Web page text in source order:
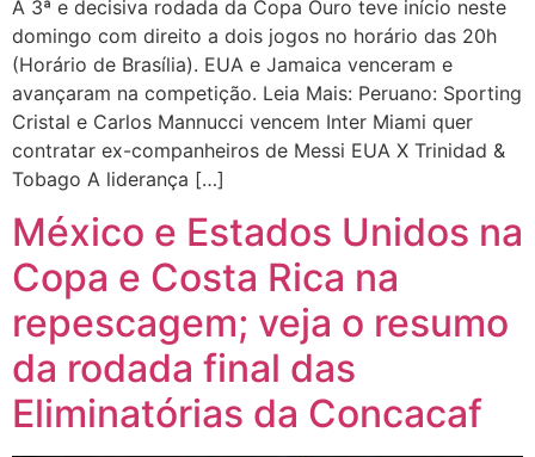
A 3ª e decisiva rodada da Copa Ouro teve início neste
domingo com direito a dois jogos no horário das 20h
(Horário de Brasília). EUA e Jamaica venceram e
avançaram na competição. Leia Mais: Peruano: Sporting
Cristal e Carlos Mannucci vencem Inter Miami quer
contratar ex-companheiros de Messi EUA X Trinidad &
Tobago A liderança […]
México e Estados Unidos na
Copa e Costa Rica na
repescagem; veja o resumo
da rodada final das
Eliminatórias da Concacaf